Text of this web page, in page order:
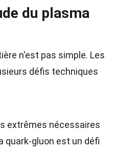
du plasma
n'est pas simple. Les
défis techniques
extrêmes nécessaires
quark-gluon est un défi